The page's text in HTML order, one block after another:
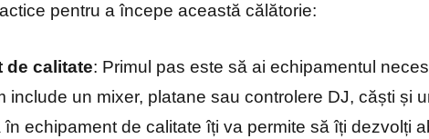
pentru a începe această călătorie:
de calitate: Primul pas este să ai echipamentul
include un mixer, platane sau controlere DJ, căști și
echipament de calitate îți va permite să îți dezvolți